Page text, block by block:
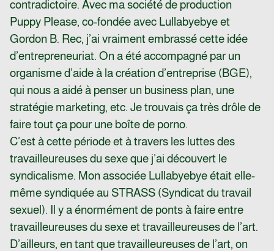
contradictoire. Avec ma société de production
Puppy Please, co-fondée avec Lullabyebye et
Gordon B. Rec, j’ai vraiment embrassé cette idée
d’entrepreneuriat. On a été accompagné par un
organisme d’aide à la création d’entreprise (BGE),
qui nous a aidé à penser un business plan, une
stratégie marketing, etc. Je trouvais ça très drôle de
faire tout ça pour une boîte de porno.
C’est à cette période et à travers les luttes des
travailleureuses du sexe que j’ai découvert le
syndicalisme. Mon associée Lullabyebye était elle-
même syndiquée au STRASS (Syndicat du travail
sexuel). Il y a énormément de ponts à faire entre
travailleureuses du sexe et travailleureuses de l’art.
D’ailleurs, en tant que travailleureuses de l’art, on